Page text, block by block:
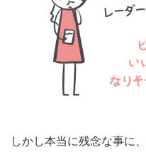
しかし本当に残念な事に、